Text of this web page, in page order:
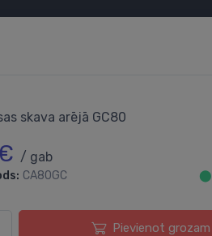
skava arējā GC80
/ gab
CA80GC ⬤
Pievienot grozam